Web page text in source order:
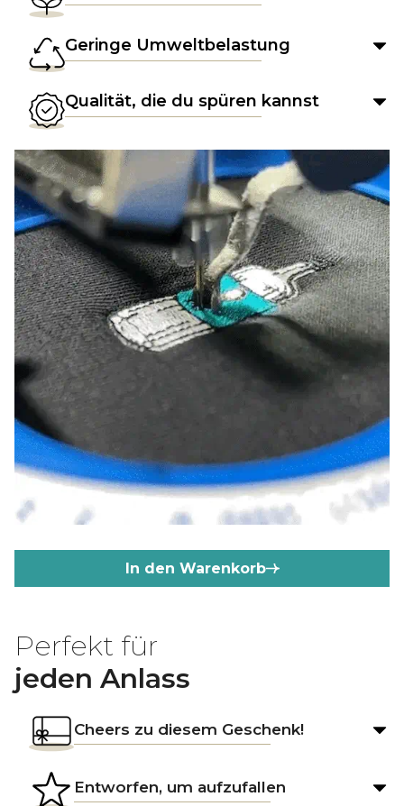
Geringe Umweltbelastung
Qualität, die du spüren kannst
In den Warenkorb
Perfekt für
jeden Anlass
Cheers zu diesem Geschenk!
Entworfen, um aufzufallen